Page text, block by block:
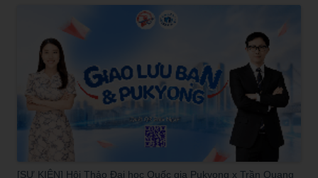
[SỰ KIỆN] Hội Thảo Đại học Quốc gia Pukyong x Trần Quang